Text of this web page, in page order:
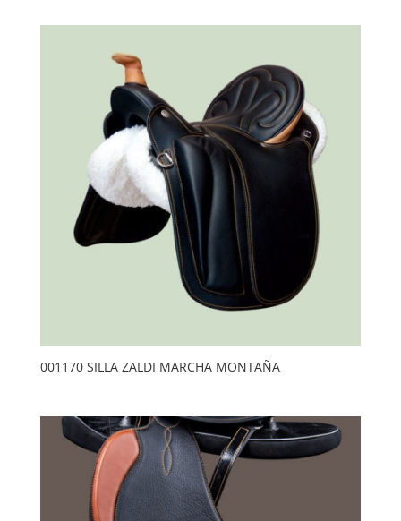
001170 SILLA ZALDI MARCHA MONTAÑA